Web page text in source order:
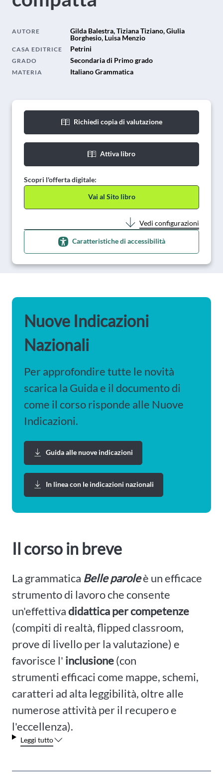
AUTORE
Gilda Balestra, Tiziana Tiziano, Giulia
Borghesio, Luisa Menzio
CASA EDITRICE Petrini
GRADO Secondaria di Primo grado
MATERIA Italiano Grammatica
Richiedi copia di valutazione
Attiva libro
Scopri l'offerta digitale:
Vai al Sito libro
Vedi configurazioni
Caratteristiche di accessibilità
Nuove Indicazioni
Nazionali
Per approfondire tutte le novità
scarica la Guida e il documento di
come il corso risponde alle Nuove
Indicazioni.
Guida alle nuove indicazioni
In linea con le indicazioni nazionali
Il corso in breve
La grammatica Belle paroleè un efficace
strumento di lavoro che consente
un'effettivadidattica per competenze
(compiti di realtà, flipped classroom,
prove di livello per la valutazione) e
favorisce l' inclusione(con
strumenti efficaci come mappe, schemi,
caratteri ad alta leggibilità, oltre alle
numerose attività per il recupero e
l'eccellenza).
Leggi tutto